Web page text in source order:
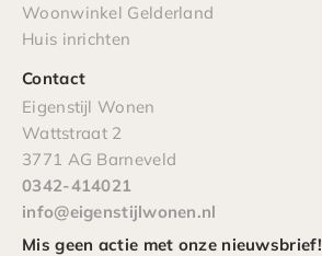
Woonwinkel Gelderland
Huis inrichten
Contact
Eigenstijl Wonen
Wattstraat 2
3771 AG Barneveld
0342-414021
info@eigenstijlwonen.nl
Mis geen actie met onze nieuwsbrief!